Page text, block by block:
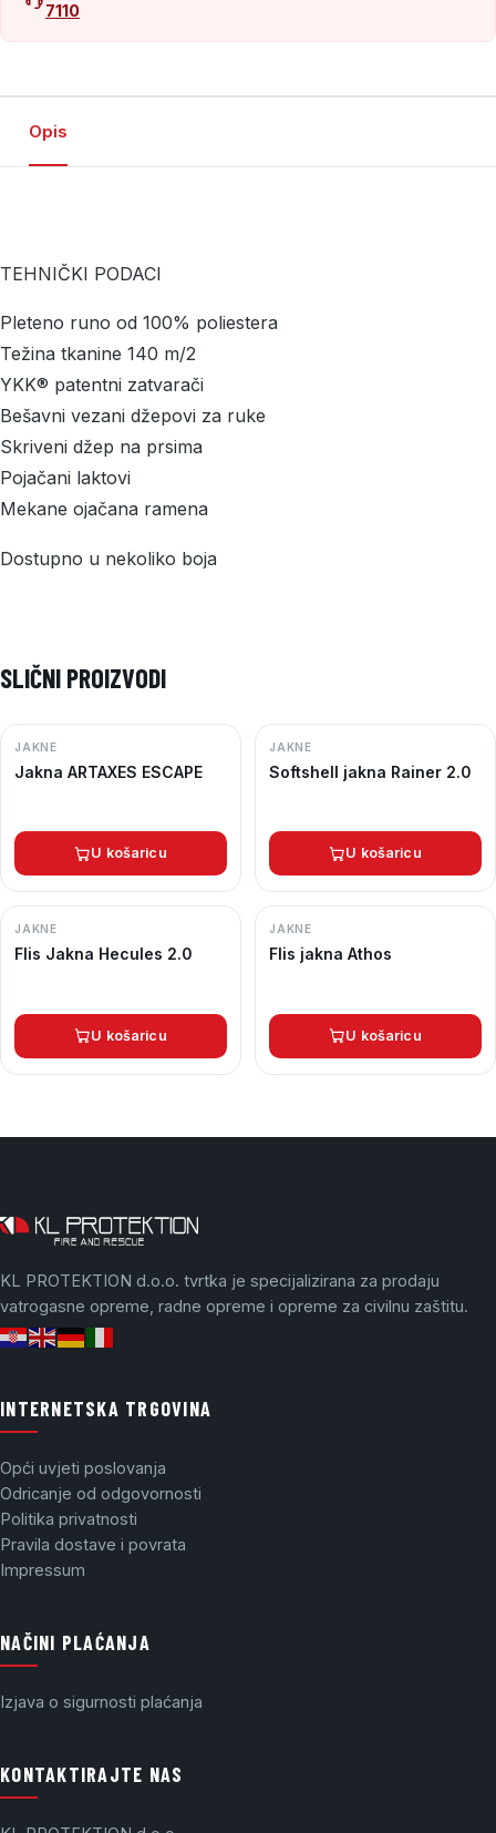
7110
Opis
TEHNIČKI PODACI
Pleteno runo od 100% poliestera
Težina tkanine 140 m/2
YKK® patentni zatvarači
Bešavni vezani džepovi za ruke
Skriveni džep na prsima
Pojačani laktovi
Mekane ojačana ramena
Dostupno u nekoliko boja
SLIČNI PROIZVODI
JAKNE
Jakna ARTAXES ESCAPE
U košaricu
JAKNE
Softshell jakna Rainer 2.0
U košaricu
JAKNE
Flis Jakna Hecules 2.0
U košaricu
JAKNE
Flis jakna Athos
U košaricu
KL PROTEKTION d.o.o. tvrtka je specijalizirana za prodaju
vatrogasne opreme, radne opreme i opreme za civilnu zaštitu.
INTERNETSKA TRGOVINA
Opći uvjeti poslovanja
Odricanje od odgovornosti
Politika privatnosti
Pravila dostave i povrata
Impressum
NAČINI PLAĆANJA
Izjava o sigurnosti plaćanja
KONTAKTIRAJTE NAS